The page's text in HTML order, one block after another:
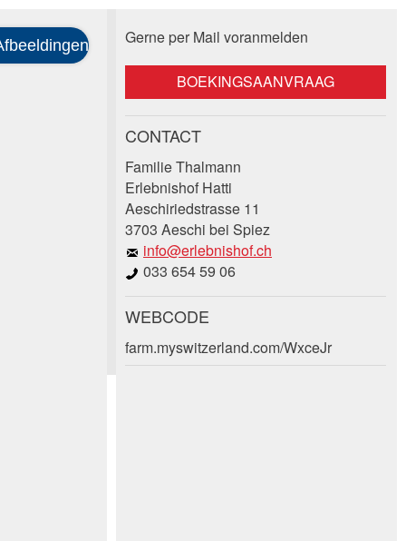
Gerne per Mail voranmelden
BOEKINGSAANVRAAG
CONTACT
Familie Thalmann
Erlebnishof Hatti
Aeschiriedstrasse 11
3703 Aeschi bei Spiez
info@erlebnishof.ch
033 654 59 06
WEBCODE
farm.myswitzerland.com/WxceJr